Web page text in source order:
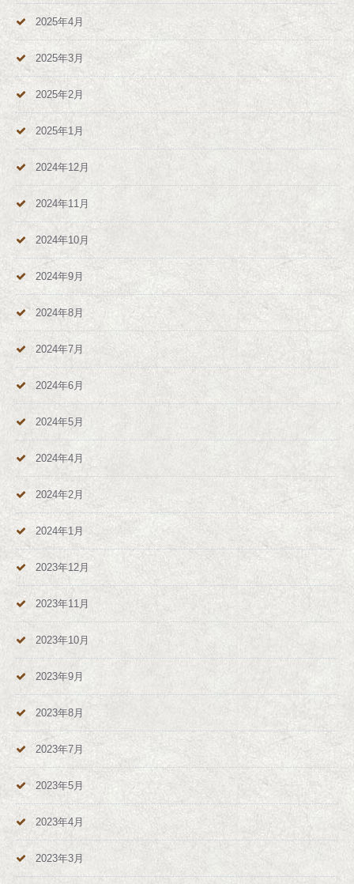
2025年4月
2025年3月
2025年2月
2025年1月
2024年12月
2024年11月
2024年10月
2024年9月
2024年8月
2024年7月
2024年6月
2024年5月
2024年4月
2024年2月
2024年1月
2023年12月
2023年11月
2023年10月
2023年9月
2023年8月
2023年7月
2023年5月
2023年4月
2023年3月